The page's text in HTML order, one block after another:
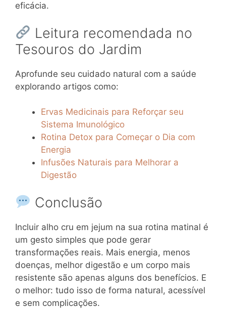
eficácia.
Leitura recomendada no
Tesouros do Jardim
Aprofunde seu cuidado natural com a saúde
explorando artigos como:
Ervas Medicinais para Reforçar seu
Sistema Imunológico
Rotina Detox para Começar o Dia com
Energia
Infusões Naturais para Melhorar a
Digestão
Conclusão
Incluir alho cru em jejum na sua rotina matinal é
um gesto simples que pode gerar
transformações reais. Mais energia, menos
doenças, melhor digestão e um corpo mais
resistente são apenas alguns dos benefícios. E
o melhor: tudo isso de forma natural, acessível
e sem complicações.